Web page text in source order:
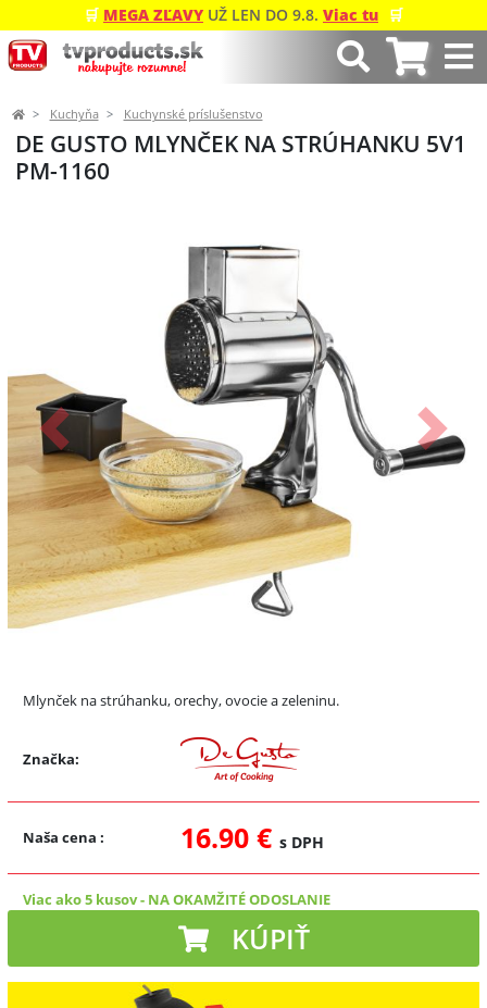
🛒 MEGA ZĽAVY UŽ LEN DO 9.8. Viac tu 🛒
Kuchyňa Kuchynské príslušenstvo
DE GUSTO MLYNČEK NA STRÚHANKU 5V1
PM-1160
Predchádzajúci Ďalší
Mlynček na strúhanku, orechy, ovocie a zeleninu.
Značka:
Naša cena : 16.90 € s DPH
Viac ako 5 kusov- NA OKAMŽITÉ ODOSLANIE
KÚPIŤ